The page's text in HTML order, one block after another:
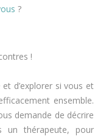
?
!
d’explorer si vous et
ensemble.
demande de décrire
un thérapeute, pour